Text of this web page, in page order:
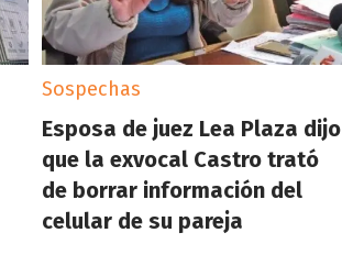
Sospechas
Esposa de juez Lea Plaza dijo
que la exvocal Castro trató
de borrar información del
celular de su pareja